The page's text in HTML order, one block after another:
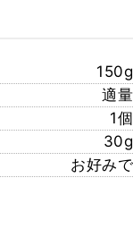
150g
適量
1個
30g
お好みで